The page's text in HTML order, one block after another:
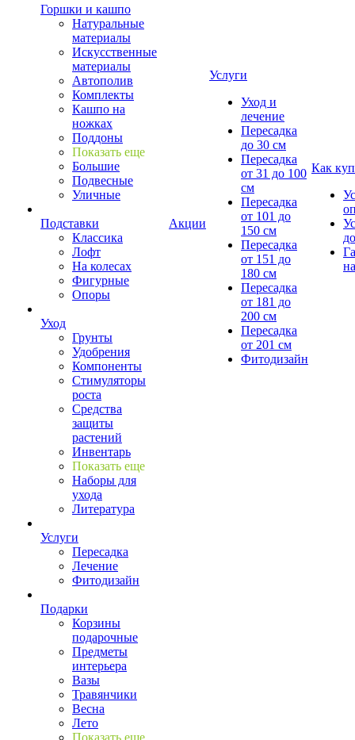
Горшки и кашпо
Натуральные
материалы
Искусственные
материалы
Автополив
Комплекты
Кашпо на
ножках
Поддоны
Показать еще
Большие
Подвесные
Уличные
Подставки
Классика
Лофт
На колесах
Фигурные
Опоры
Уход
Грунты
Удобрения
Компоненты
Стимуляторы
роста
Средства
защиты
растений
Инвентарь
Показать еще
Наборы для
ухода
Литература
Услуги
Пересадка
Лечение
Фитодизайн
Подарки
Корзины
подарочные
Предметы
интерьера
Вазы
Травянчики
Весна
Лето
Акции
Услуги
Уход и
лечение
Пересадка
до 30 см
Пересадка
от 31 до 100
см
Пересадка
от 101 до
150 см
Пересадка
от 151 до
180 см
Пересадка
от 181 до
200 см
Пересадка
от 201 см
Фитодизайн
Как